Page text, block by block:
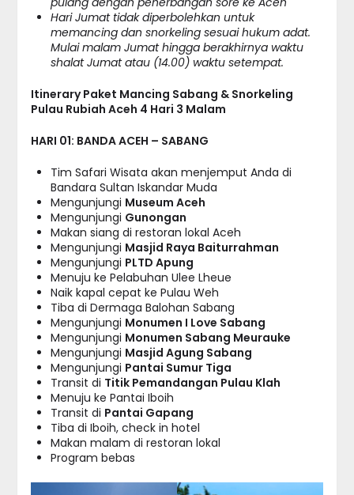
Hari Jumat tidak diperbolehkan untuk
memancing dan snorkeling sesuai hukum adat.
Mulai malam Jumat hingga berakhirnya waktu
shalat Jumat atau (14.00) waktu setempat.
Itinerary Paket Mancing Sabang & Snorkeling
Pulau Rubiah Aceh 4 Hari 3 Malam
HARI 01: BANDA ACEH – SABANG
Tim Safari Wisata akan menjemput Anda di
Bandara Sultan Iskandar Muda
Mengunjungi Museum Aceh
Mengunjungi Gunongan
Makan siang di restoran lokal Aceh
Mengunjungi Masjid Raya Baiturrahman
Mengunjungi PLTD Apung
Menuju ke Pelabuhan Ulee Lheue
Naik kapal cepat ke Pulau Weh
Tiba di Dermaga Balohan Sabang
Mengunjungi Monumen I Love Sabang
Mengunjungi Monumen Sabang Meurauke
Mengunjungi Masjid Agung Sabang
Mengunjungi Pantai Sumur Tiga
Transit di Titik Pemandangan Pulau Klah
Menuju ke Pantai Iboih
Transit di Pantai Gapang
Tiba di Iboih, check in hotel
Makan malam di restoran lokal
Program bebas